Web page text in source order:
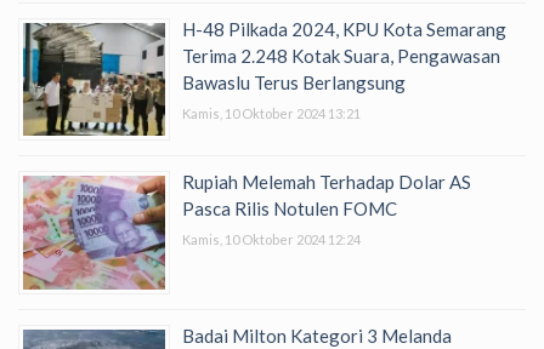
H-48 Pilkada 2024, KPU Kota Semarang
Terima 2.248 Kotak Suara, Pengawasan
Bawaslu Terus Berlangsung
Kamis, 10 Oktober 2024 13:21
Rupiah Melemah Terhadap Dolar AS
Pasca Rilis Notulen FOMC
Kamis, 10 Oktober 2024 12:24
Badai Milton Kategori 3 Melanda